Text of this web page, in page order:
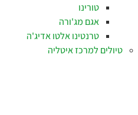
טורינו
אגם מג'ורה
טרנטינו אלטו אדיג'ה
טיולים למרכז איטליה